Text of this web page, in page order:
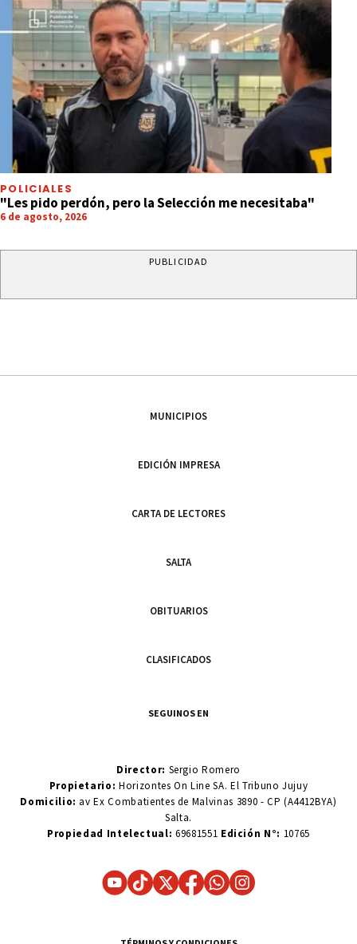
POLICIALES
"Les pido perdón, pero la Selección me necesitaba"
6 de agosto, 2026
PUBLICIDAD
MUNICIPIOS
EDICIÓN IMPRESA
CARTA DE LECTORES
SALTA
OBITUARIOS
CLASIFICADOS
SEGUINOS EN
Director: Sergio Romero
Propietario:Horizontes On Line SA. El Tribuno Jujuy
Domicilio: av Ex Combatientes de Malvinas 3890 - CP (A4412BYA)
Salta.
Propiedad Intelectual: 69681551 Edición N°: 10765